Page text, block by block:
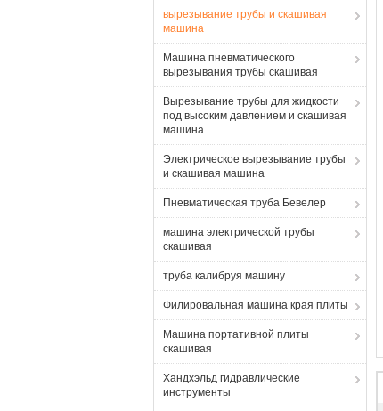
вырезывание трубы и скашивая
машина
Машина пневматического
вырезывания трубы скашивая
Вырезывание трубы для жидкости
под высоким давлением и скашивая
машина
Электрическое вырезывание трубы
и скашивая машина
Пневматическая труба Бевелер
машина электрической трубы
скашивая
труба калибруя машину
Филировальная машина края плиты
Машина портативной плиты
скашивая
Хандхэльд гидравлические
инструменты